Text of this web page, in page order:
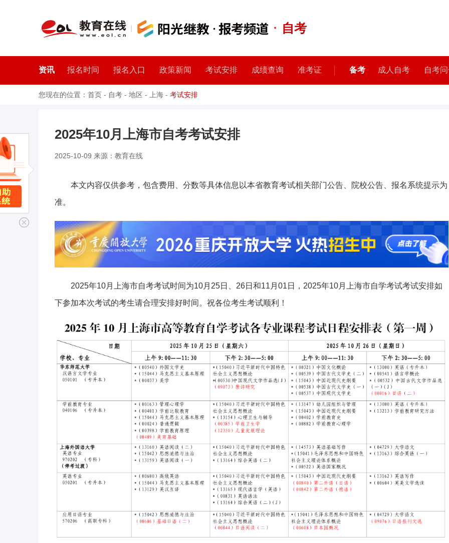
· 自考
资讯 报名时间 报名入口 政策新闻 考试安排 成绩查询 准考证 备考 成人自考 自考
您现在的位置： 首页 - 自考 - 地区 - 上海 - 考试安排
​2025年10月上海市自考考试安排
2025-10-09 来源：教育在线
本文内容仅供参考，包含费用、分数等具体信息以本省教育考试相关部门公告、院校公告、报名系统提示为
准。
2025年10月上海市自考考试时间为10月25日、26日和11月01日，2025年10月上海市自学考试考试安排如
下参加本次考试的考生请合理安排好时间。祝各位考生考试顺利！